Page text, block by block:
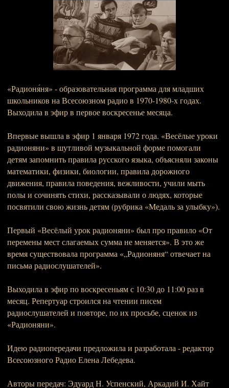
«Радионя́ня» - образовательная программа для младших
школьников на Всесоюзном радио в 1970-1980-х годах.
Выходила в эфир в первое воскресенье месяца.
Впервые вышла в эфир 1 января 1972 года. «Весёлые уроки
радионяни» в шутливой музыкальной форме помогали
детям запомнить правила русского языка, объясняли законы
математики, физики, биологии, правила дорожного
движения, правила поведения, вежливости, учили мыть
полы и сочинять стихи, рассказывали о людях, которые
посвятили свою жизнь детям (рубрика «Медаль за улыбку»).
Первый «Весёлый урок радионяни» был про правило «От
перемены мест слагаемых сумма не меняется». В это же
время существовала программа «„Радионяня“ отвечает на
письма радиослушателей».
Выходила в эфир по воскресеньям с 10:30 до 11:00 раз в
месяц. Репертуар строился на чтении писем
радиослушателей и повторе, по их просьбе, сценок из
«Радионяни».
Идею радиопередачи предложила и разработала - редактор
Всеcоюзного Радио Елена Лебедева.
Авторы передач: Эдуард Н. Успенский, Аркадий И. Хайт